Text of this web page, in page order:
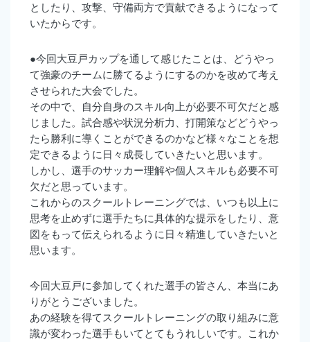
としたり、攻撃、守備両方で貢献できるようになって
いたからです。
●今回大豆戸カップを通して感じたことは、どうやっ
て強豪のチームに勝てるようにするのかを改めて考え
させられた大会でした。
その中で、自分自身のスキル向上が必要不可欠だと感
じました。試合感や状況分析力、打開策などどうやっ
たら勝利に導くことができるのかなど様々なことを想
定できるように日々成長していきたいと思います。
しかし、選手のサッカー理解や個人スキルも必要不可
欠だと思っています。
これからのスクールトレーニングでは、いつも以上に
思考を止めずに選手たちに具体的な提示をしたり、意
図をもって伝えられるように日々精進していきたいと
思います。
今回大豆戸に参加してくれた選手の皆さん、本当にあ
りがとうございました。
あの経験を得てスクールトレーニングの取り組みに意
識が変わった選手もいてとてもうれしいです。これか